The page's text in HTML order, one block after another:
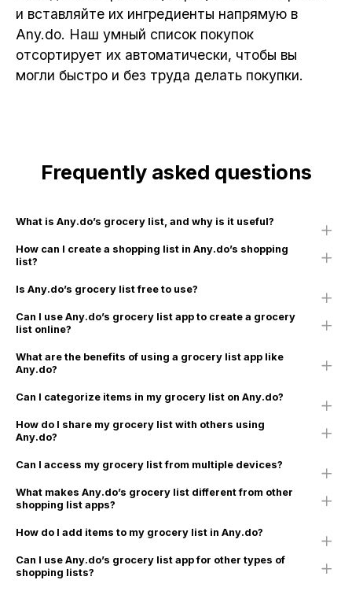
и вставляйте их ингредиенты напрямую в
Any.do. Наш умный список покупок
отсортирует их автоматически, чтобы вы
могли быстро и без труда делать покупки.
Frequently asked questions
What is Any.do’s grocery list, and why is it useful?
How can I create a shopping list in Any.do’s shopping
list?
Is Any.do’s grocery list free to use?
Can I use Any.do’s grocery list app to create a grocery
list online?
What are the benefits of using a grocery list app like
Any.do?
Can I categorize items in my grocery list on Any.do?
How do I share my grocery list with others using
Any.do?
Can I access my grocery list from multiple devices?
What makes Any.do’s grocery list different from other
shopping list apps?
How do I add items to my grocery list in Any.do?
Can I use Any.do’s grocery list app for other types of
shopping lists?